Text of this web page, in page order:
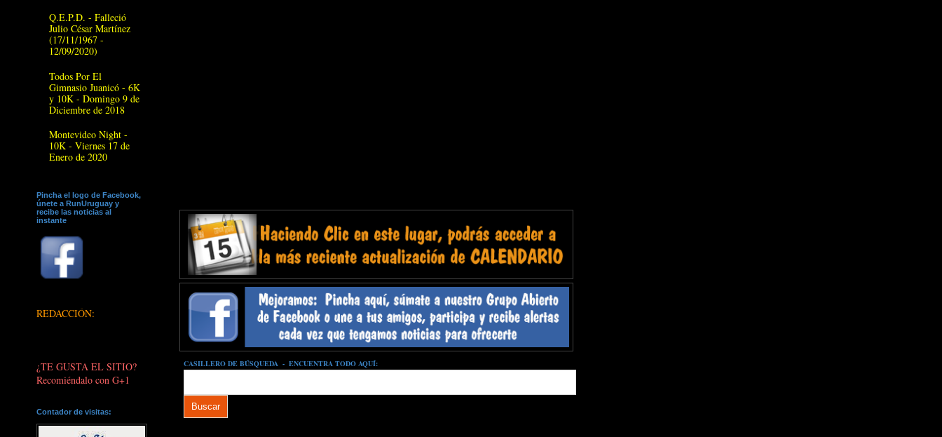
CASILLERO DE BÚSQUEDA - ENCUENTRA TODO AQUÍ:
Q.E.P.D. - Falleció
Julio César Martínez
(17/11/1967 -
12/09/2020)
Todos Por El
Gimnasio Juanicó - 6K
y 10K - Domingo 9 de
Diciembre de 2018
Montevideo Night -
10K - Viernes 17 de
Enero de 2020
Pincha el logo de Facebook,
únete a RunUruguay y
recibe las noticias al
instante
REDACCIÓN:
¿TE GUSTA EL SITIO?
Recomiéndalo con G+1
Contador de visitas: